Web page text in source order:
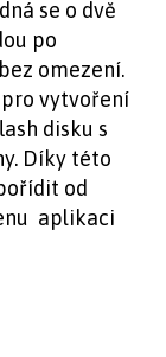
se o dvě
po
omezení.
vytvoření
disku s
Díky této
od
aplikaci